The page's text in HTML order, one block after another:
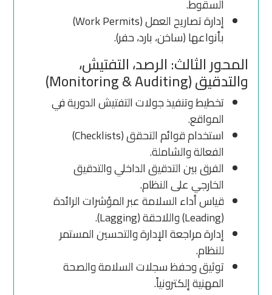
السقوط.
إدارة تصاريح العمل (Work Permits)
بأنواعها (ساخن، بارد، حفر).
المحور الثالث: الرصد، التفتيش،
والتدقيق (Monitoring & Auditing)
تخطيط وتنفيذ جولات التفتيش الدورية في
المواقع.
استخدام قوائم التحقق (Checklists)
الفعالة والشاملة.
الفرق بين التدقيق الداخلي والتدقيق
الخارجي على النظام.
قياس أداء السلامة عبر المؤشرات الرائدة
(Leading) واللاحقة (Lagging).
إدارة مراجعة الإدارة والتحسين المستمر
للنظام.
توثيق وحفظ سجلات السلامة والصحة
المهنية إلكترونياً.